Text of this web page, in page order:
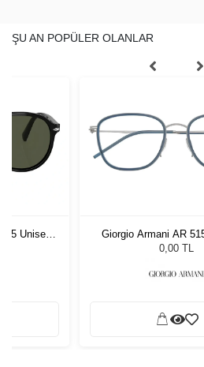
ŞU AN POPÜLER OLANLAR
55 Unisex
Giorgio Armani AR
0,00 TL